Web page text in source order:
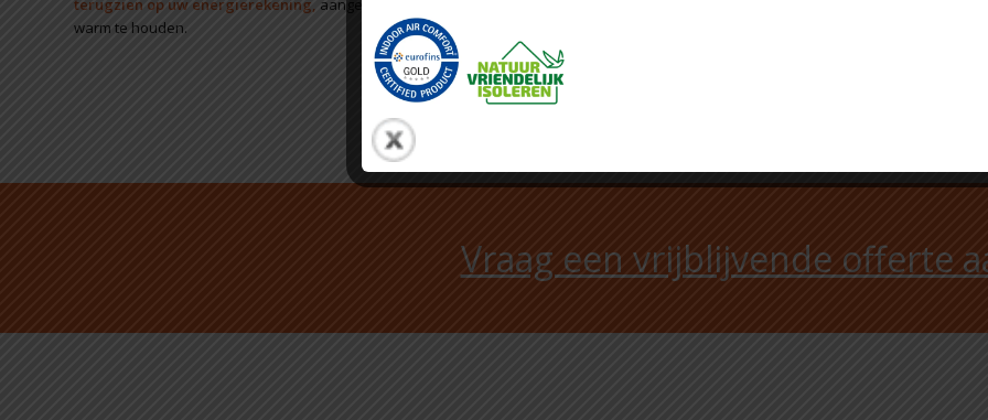
terugzien op uw energierekening, aangezien het voor uw verwarmingssysteem een stuk minder energie kost om het huis
warm te houden.
Vraag een vrijblijvende offerte